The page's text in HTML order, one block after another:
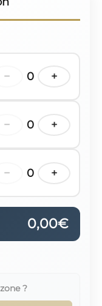
− 0 +
− 0 +
− 0 +
0,00€
?